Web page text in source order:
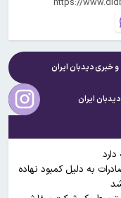
و خبریدیدبان ایران
دیدبان ایران
به دلیل کمبود نهاده